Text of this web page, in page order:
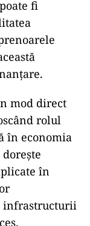
fi
mod direct
rolul
în economia
în
infrastructurii